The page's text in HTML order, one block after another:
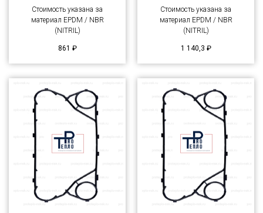
Стоимость указана за
материал EPDM / NBR
(NITRIL)
861 ₽
Стоимость указана за
материал EPDM / NBR
(NITRIL)
1 140,3 ₽